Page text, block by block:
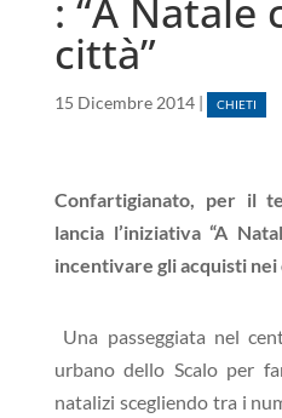
: “A Natale
città”
15 Dicembre 2014| CHIETI
Confartigianato, per il
lancia l’iniziativa “A
incentivare gli acquisti
Una passeggiata nel
urbano dello Scalo per
natalizi scegliendo tra i